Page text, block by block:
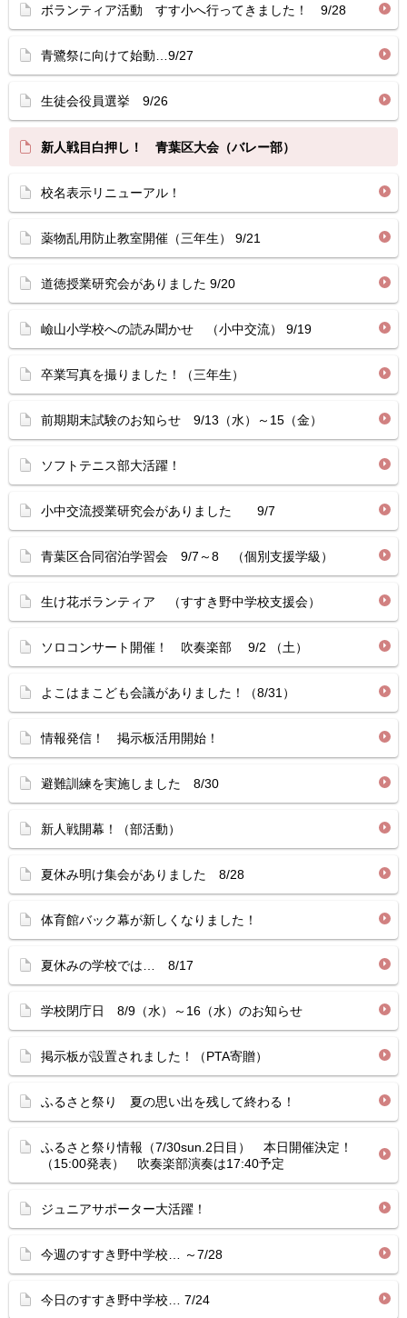
ボランティア活動 すす小へ行ってきました！ 9/28
青鷺祭に向けて始動…9/27
生徒会役員選挙 9/26
新人戦目白押し！ 青葉区大会（バレー部）
校名表示リニューアル！
薬物乱用防止教室開催（三年生） 9/21
道徳授業研究会がありました 9/20
嶮山小学校への読み聞かせ （小中交流） 9/19
卒業写真を撮りました！（三年生）
前期期末試験のお知らせ 9/13（水）～15（金）
ソフトテニス部大活躍！
小中交流授業研究会がありました 9/7
青葉区合同宿泊学習会 9/7～8 （個別支援学級）
生け花ボランティア （すすき野中学校支援会）
ソロコンサート開催！ 吹奏楽部 9/2 （土）
よこはまこども会議がありました！（8/31）
情報発信！ 掲示板活用開始！
避難訓練を実施しました 8/30
新人戦開幕！（部活動）
夏休み明け集会がありました 8/28
体育館バック幕が新しくなりました！
夏休みの学校では… 8/17
学校閉庁日 8/9（水）～16（水）のお知らせ
掲示板が設置されました！（PTA寄贈）
ふるさと祭り 夏の思い出を残して終わる！
ふるさと祭り情報（7/30sun.2日目） 本日開催決定！
（15:00発表） 吹奏楽部演奏は17:40予定
ジュニアサポーター大活躍！
今週のすすき野中学校… ～7/28
今日のすすき野中学校… 7/24